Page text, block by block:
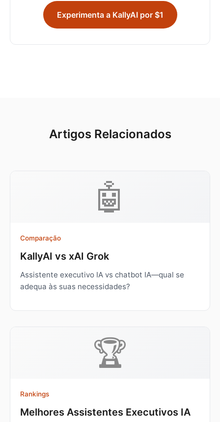
Experimenta a KallyAI por $1
Artigos Relacionados
🤖
Comparação
KallyAI vs xAI Grok
Assistente executivo IA vs chatbot IA—qual se
adequa às suas necessidades?
🏆
Rankings
Melhores Assistentes Executivos IA